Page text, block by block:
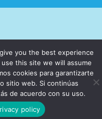
you the best experience
this site we will assume
cookies para garantizarte
sitio web. Si continúas
de acuerdo con su uso.
policy